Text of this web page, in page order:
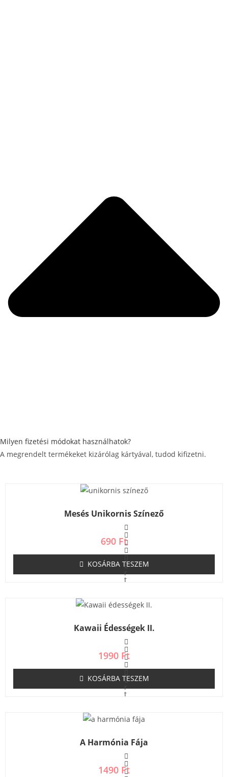
Milyen fizetési módokat használhatok?
A megrendelt termékeket kizárólag kártyával, tudod kifizetni.
Mesés Unikornis Színező
É
r
t
e
l
:
0
/
5
690 Ft
KOSÁRBA TESZEM
Kawaii Édességek II.
É
r
t
e
l
:
0
/
5
1990 Ft
KOSÁRBA TESZEM
A Harmónia Fája
1490 Ft